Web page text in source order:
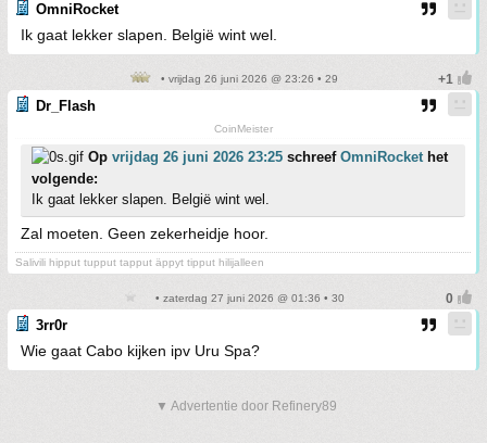
OmniRocket
Ik gaat lekker slapen. België wint wel.
• vrijdag 26 juni 2026 @ 23:26 • 29
Dr_Flash
CoinMeister
Op vrijdag 26 juni 2026 23:25 schreef OmniRockethet
volgende:
Ik gaat lekker slapen. België wint wel.
Zal moeten. Geen zekerheidje hoor.
Salivili hipput tupput tapput äppyt tipput hilijalleen
• zaterdag 27 juni 2026 @ 01:36 • 30
3rr0r
Wie gaat Cabo kijken ipv Uru Spa?
▼ Advertentie door Refinery89